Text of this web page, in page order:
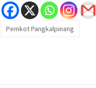
Pemkot Pangkalpinang